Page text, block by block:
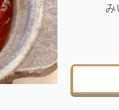
み